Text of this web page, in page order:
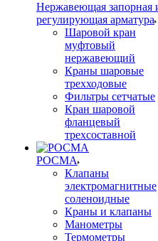
Нержавеющая запорная
регулирующая арматура
Шаровой кран
муфтовый
нержавеющий
Краны шаровые
трехходовые
Фильтры сетчатые
Кран шаровой
фланцевый
трехсоставной
РОСМА
Клапаны
электромагнитные
соленоидные
Краны и клапаны
Манометры
Термометры